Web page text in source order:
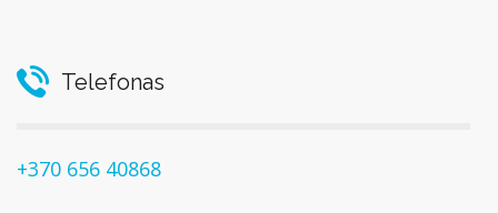
Telefonas
+370 656 40868